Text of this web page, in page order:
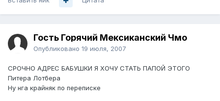
Гость Горячий Мексиканский Чмо
Опубликовано 19 июля, 2007
СРОЧНО АДРЕС БАБУШКИ Я ХОЧУ СТАТЬ ПАПОЙ ЭТОГО
Питера Лотбера
Ну нга крайняк по переписке